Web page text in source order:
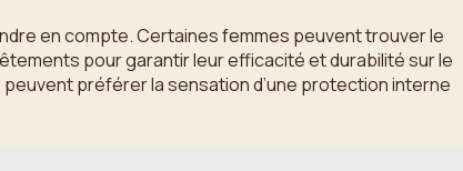
en compte. Certaines femmes peuvent trouver le
pour garantir leur efficacité et durabilité sur le
préférer la sensation d’une protection interne